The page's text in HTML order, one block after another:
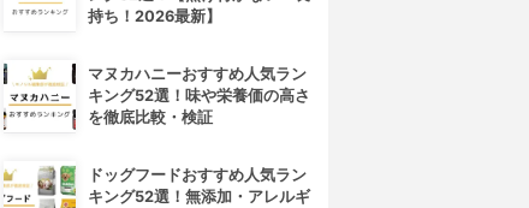
4位
持ち！2026最新】
マヌカハニーおすすめ人気ラン
キング52選！味や栄養価の高さ
を徹底比較・検証
ドッグフードおすすめ人気ラン
キング52選！無添加・アレルギ